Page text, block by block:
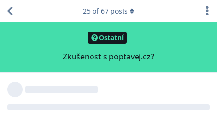
Ostatní
Zkušenost s poptavej.cz?
25 of67 posts